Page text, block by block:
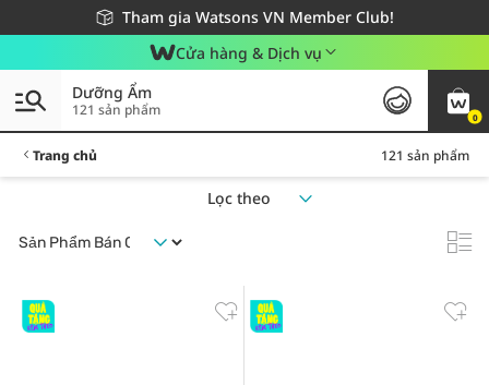
Tham gia Watsons VN Member Club!
Miễn phí giao hàng cho đơn hàng từ 249,000Đ
Giao hàng nhanh 24h - Áp dụng khu vực TP. Hồ Chí Minh
Cửa hàng & Dịch vụ
0
Dưỡng Ẩm
121 sản phẩm
Trang chủ 121 sản phẩm
Lọc theo